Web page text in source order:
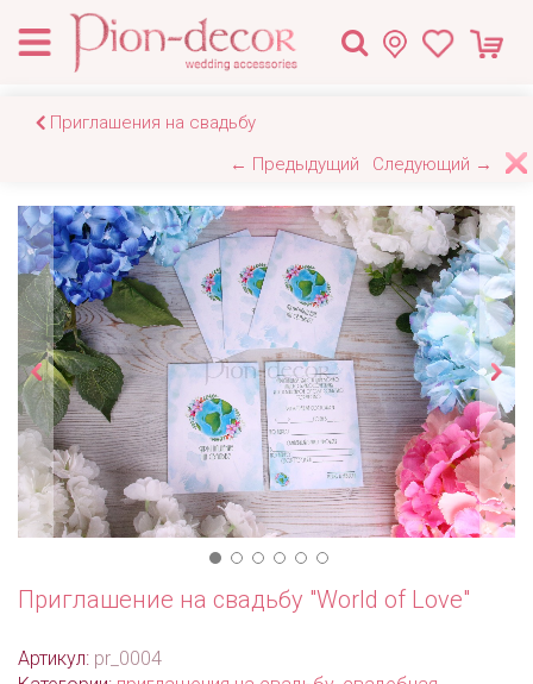
Приглашения на свадьбу
← Предыдущий
Следующий →
Приглашение на свадьбу "World of Love"
Артикул: pr_0004